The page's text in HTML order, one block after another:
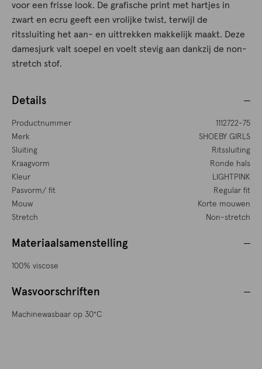
voor een frisse look. De grafische print met hartjes in
zwart en ecru geeft een vrolijke twist, terwijl de
ritssluiting het aan- en uittrekken makkelijk maakt. Deze
damesjurk valt soepel en voelt stevig aan dankzij de non-
stretch stof.
Details
Productnummer
1112722-75
Merk
SHOEBY GIRLS
Sluiting
Ritssluiting
Kraagvorm
Ronde hals
Kleur
LIGHTPINK
Pasvorm/ fit
Regular fit
Mouw
Korte mouwen
Stretch
Non-stretch
Materiaalsamenstelling
100% viscose
Wasvoorschriften
Machinewasbaar op 30°C